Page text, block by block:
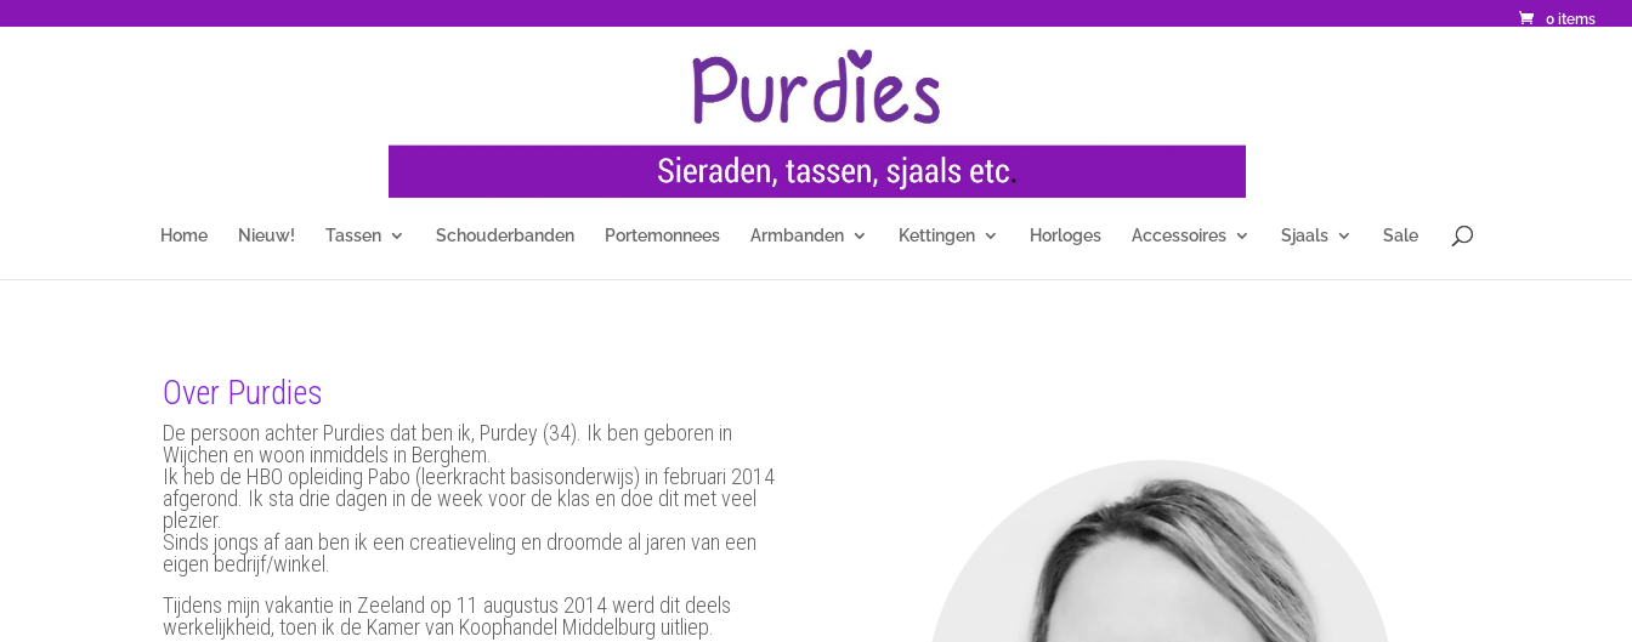
0 items
Home Nieuw! Tassen Schouderbanden Portemonnees Armbanden Kettingen Horloges Accessoires Sjaals Sale
Over Purdies
De persoon achter Purdies dat ben ik, Purdey (34). Ik ben geboren in
Wijchen en woon inmiddels in Berghem.
Ik heb de HBO opleiding Pabo (leerkracht basisonderwijs) in februari 2014
afgerond. Ik sta drie dagen in de week voor de klas en doe dit met veel
plezier.
Sinds jongs af aan ben ik een creatieveling en droomde al jaren van een
eigen bedrijf/winkel.
Tijdens mijn vakantie in Zeeland op 11 augustus 2014 werd dit deels
werkelijkheid, toen ik de Kamer van Koophandel Middelburg uitliep.